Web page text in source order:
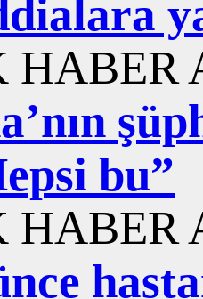
HABER
bu”
HABER